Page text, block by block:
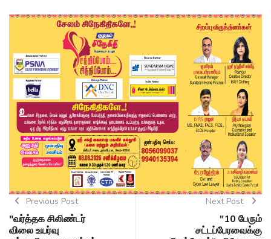
Previous Post
"வர்த்தக சிலிண்டர்
விலை உயர்வு
Next Post
"10 பேரும்
சட்டப்பேரவைக்கு